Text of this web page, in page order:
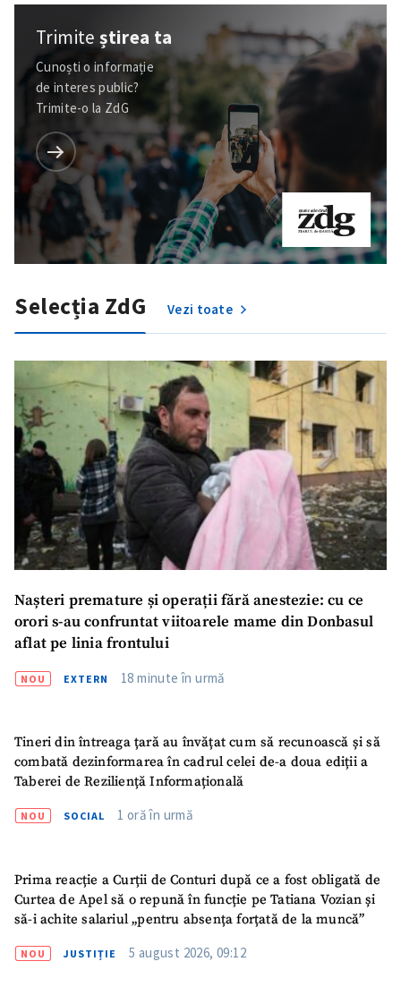
Trimiteștirea ta
Cunoști o informație
de interes public?
Trimite-o la ZdG
Selecția ZdG Vezi toate
Nașteri premature și operații fără anestezie: cu ce
orori s-au confruntat viitoarele mame din Donbasul
aflat pe linia frontului
NOU EXTERN 18 minute în urmă
Tineri din întreaga țară au învățat cum să recunoască și să
combată dezinformarea în cadrul celei de-a doua ediții a
Taberei de Reziliență Informațională
NOU SOCIAL 1 oră în urmă
Prima reacție a Curții de Conturi după ce a fost obligată de
Curtea de Apel să o repună în funcție pe Tatiana Vozian și
să-i achite salariul „pentru absența forțată de la muncă”
NOU JUSTIȚIE 5 august 2026, 09:12
ȘTIREA MEA
Titlu știre
Fotografie
+ Încarcă imagine
Link media
+ Link media